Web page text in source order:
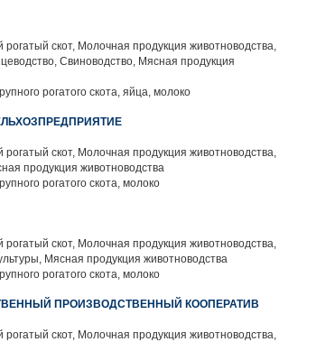
рогатый скот, Молочная продукция животноводства,
Свиноводство, Мясная продукция
рогатого скота, яйца, молоко
рогатый скот, Молочная продукция животноводства,
продукция животноводства
рогатого скота, молоко
рогатый скот, Молочная продукция животноводства,
Мясная продукция животноводства
рогатого скота, молоко
ПРОИЗВОДСТВЕННЫЙ КООПЕРАТИВ
рогатый скот, Молочная продукция животноводства,